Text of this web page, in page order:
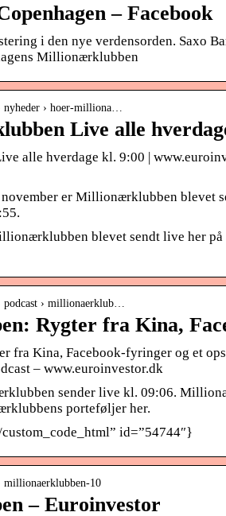
– Facebook
i den nye verdensorden. Saxo
Millionærklubben
› hoer-milliona…
Live alle
alle hverdage kl. 9:00 |
er Millionærklubben blevet
blevet sendt live her
› millionaerklub…
Rygter fra Kina,
fra Kina, Facebook-fyringer og et
– www.euroinvestor.dk
sender live kl. 09:06.
porteføljer her.
id=”54744″}
millionaerklubben-10
– Euroinvestor